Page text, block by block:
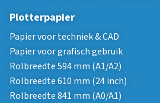
Plotterpapier
Papier voor techniek & CAD
Papier voor grafisch gebruik
Rolbreedte 594 mm (A1/A2)
Rolbreedte 610 mm (24 inch)
Rolbreedte 841 mm (A0/A1)